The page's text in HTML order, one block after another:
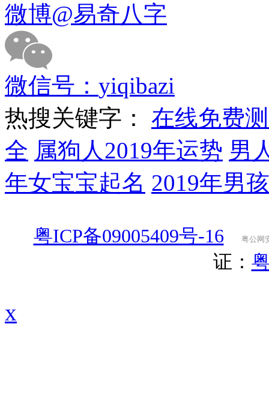
微博@易奇八字
微信号： yiqibazi
热搜关键字： 在线免费
全 属狗人2019年运势 男
年女宝宝起名 2019年男
粤ICP备09005409号-16 粤公网
证：
x